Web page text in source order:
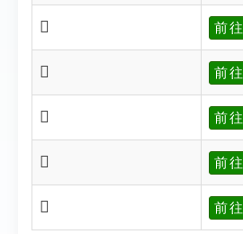
𨗔 前往
𨗗 前往
𨗘 前往
𨗙 前往
𨗃 前往